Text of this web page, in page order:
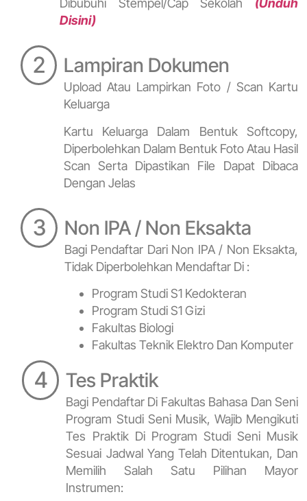
Dibubuhi Stempel/cap Sekolah (Unduh
Disini)
2 Lampiran Dokumen
Upload Atau Lampirkan Foto / Scan Kartu
Keluarga
Kartu Keluarga Dalam Bentuk Softcopy,
Diperbolehkan Dalam Bentuk Foto Atau Hasil
Scan Serta Dipastikan File Dapat Dibaca
Dengan Jelas
3 Non IPA / Non Eksakta
Bagi Pendaftar Dari Non IPA / Non Eksakta,
Tidak Diperbolehkan Mendaftar Di :
Program Studi S1 Kedokteran
Program Studi S1 Gizi
Fakultas Biologi
Fakultas Teknik Elektro Dan Komputer
4 Tes Praktik
Bagi Pendaftar Di Fakultas Bahasa Dan Seni
Program Studi Seni Musik, Wajib Mengikuti
Tes Praktik Di Program Studi Seni Musik
Sesuai Jadwal Yang Telah Ditentukan, Dan
Memilih Salah Satu Pilihan Mayor
Instrumen: